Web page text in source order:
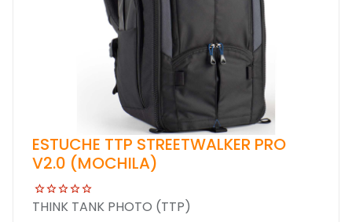
ESTUCHE TTP STREETWALKER PRO
V2.0 (MOCHILA)
THINK TANK PHOTO (TTP)